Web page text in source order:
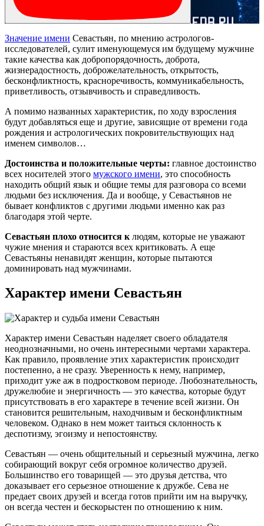
Значение имени Севастьян, по мнению астрологов-
исследователей, сулит именующемуся им будущему мужчине
такие качества как добропорядочность, доброта,
жизнерадостность, доброжелательность, открытость,
бесконфликтность, красноречивость, коммуникабельность,
приветливость, отзывчивость и справедливость.
А помимо названных характеристик, по ходу взросления
будут добавляться еще и другие, зависящие от времени года
рождения и астрологических покровительствующих над
именем символов…
Достоинства и положительные черты: главное достоинство
всех носителей этого мужского имени, это способность
находить общий язык и общие темы для разговора со всеми
людьми без исключения. Да и вообще, у Севастьянов не
бывает конфликтов с другими людьми именно как раз
благодаря этой черте.
Севастьян плохо относится к людям, которые не уважают
чужие мнения и стараются всех критиковать. А еще
Севастьяны ненавидят женщин, которые пытаются
доминировать над мужчинами.
Характер имени Севастьян
Характер имени Севастьян наделяет своего обладателя
неоднозначными, но очень интересными чертами характера.
Как правило, проявление этих характеристик происходит
постепенно, а не сразу. Уверенность к нему, например,
приходит уже аж в подростковом периоде. Любознательность,
дружелюбие и энергичность — это качества, которые будут
присутствовать в его характере в течение всей жизни. Он
становится решительным, находчивым и бесконфликтным
человеком. Однако в нем может таиться склонность к
деспотизму, эгоизму и непостоянству.
Севастьян — очень общительный и серьезный мужчина, легко
собирающий вокруг себя огромное количество друзей.
Большинство его товарищей — это друзья детства, что
доказывает его серьезное отношение к дружбе. Сева не
предает своих друзей и всегда готов прийти им на выручку,
он всегда честен и бескорыстен по отношению к ним.